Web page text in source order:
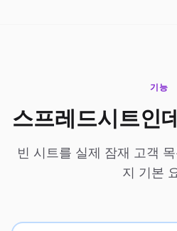
기능
스프레드시트인
빈 시트를 실제 잠재 고객
지 기본